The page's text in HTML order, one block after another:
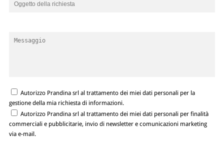
Autorizzo Prandina srl al trattamento dei miei dati personali per la
gestione della mia richiesta di informazioni.
Autorizzo Prandina srl al trattamento dei miei dati personali per finalità
commerciali e pubblicitarie, invio di newsletter e comunicazioni marketing
via e-mail.